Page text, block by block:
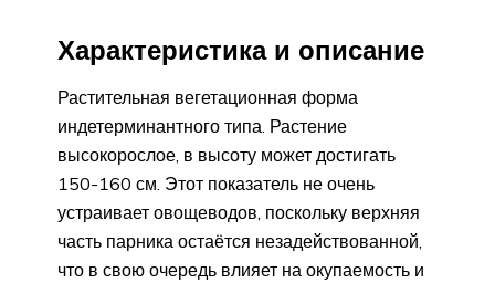
Характеристика и описание
Растительная вегетационная форма
индетерминантного типа. Растение
высокорослое, в высоту может достигать
150-160 см. Этот показатель не очень
устраивает овощеводов, поскольку верхняя
часть парника остаётся незадействованной,
что в свою очередь влияет на окупаемость и